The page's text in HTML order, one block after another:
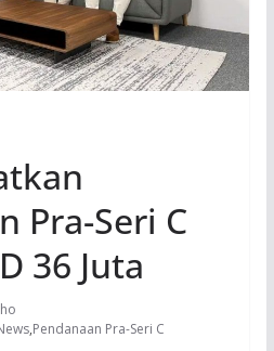
Pra-Seri C
36 Juta
,Pendanaan Pra-Seri C